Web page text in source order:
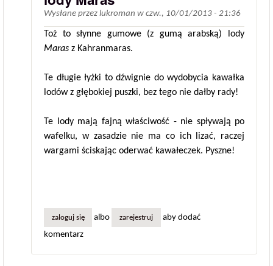
Wysłane przez lukroman w czw., 10/01/2013 - 21:36
Toż to słynne gumowe (z gumą arabską) lody
Maras z Kahranmaras.
Te długie łyżki to dźwignie do wydobycia kawałka
lodów z głębokiej puszki, bez tego nie dałby rady!
Te lody mają fajną właściwość - nie spływają po
wafelku, w zasadzie nie ma co ich lizać, raczej
wargami ściskając oderwać kawałeczek. Pyszne!
zaloguj się albo zarejestruj
aby dodać
komentarz